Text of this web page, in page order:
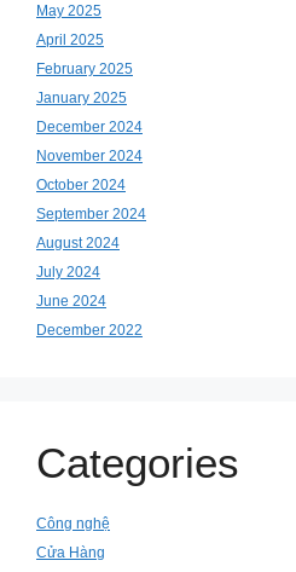
May 2025
April 2025
February 2025
January 2025
December 2024
November 2024
October 2024
September 2024
August 2024
July 2024
June 2024
December 2022
Categories
Công nghệ
Cửa Hàng